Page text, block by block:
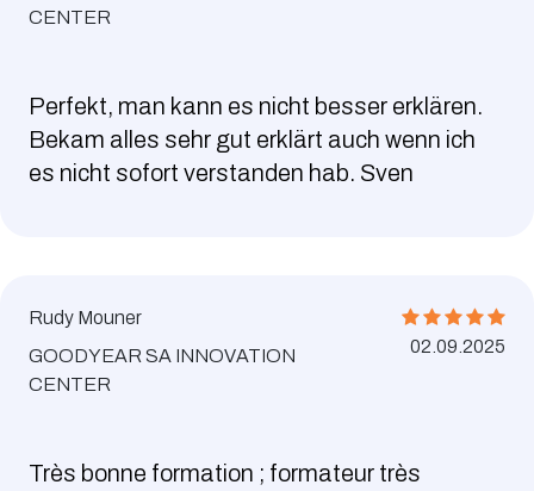
CENTER
Perfekt, man kann es nicht besser erklären.
Bekam alles sehr gut erklärt auch wenn ich
es nicht sofort verstanden hab. Sven
Rudy Mouner
GOODYEAR SA INNOVATION
CENTER
02.09.2025
Très bonne formation ; formateur très